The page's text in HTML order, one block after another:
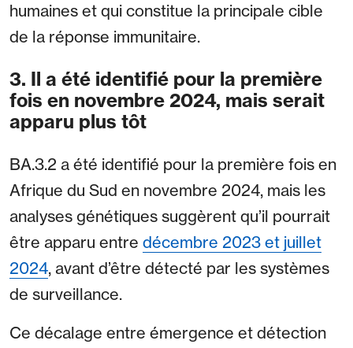
humaines et qui constitue la principale cible
de la réponse immunitaire.
3. Il a été identifié pour la première
fois en novembre 2024, mais serait
apparu plus tôt
BA.3.2 a été identifié pour la première fois en
Afrique du Sud en novembre 2024, mais les
analyses génétiques suggèrent qu’il pourrait
être apparu entre décembre 2023 et juillet
2024, avant d’être détecté par les systèmes
de surveillance.
Ce décalage entre émergence et détection